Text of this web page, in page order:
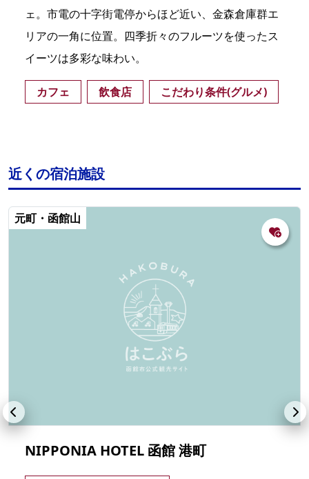
ェ。市電の十字街電停からほど近い、金森倉庫群エ
リアの一角に位置。四季折々のフルーツを使ったス
イーツは多彩な味わい。
カフェ 飲食店 こだわり条件(グルメ)
近くの宿泊施設
元町・函館山
NIPPONIA HOTEL 函館 港町